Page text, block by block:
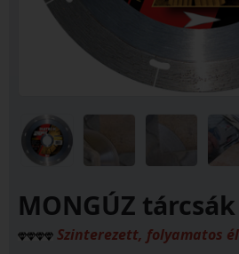
MONGÚZ tárcsák
Szinterezett, folyamatos